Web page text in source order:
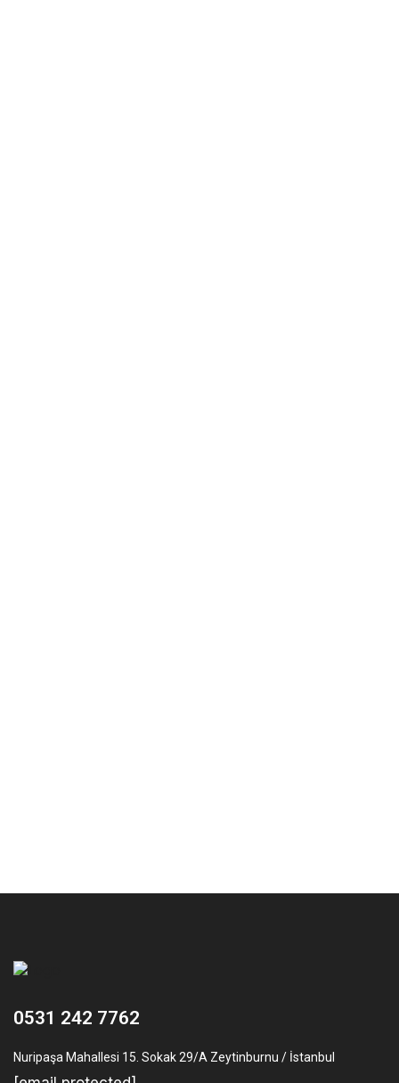
0531 242 7762
Nuripaşa Mahallesi 15. Sokak 29/A Zeytinburnu / İstanbul